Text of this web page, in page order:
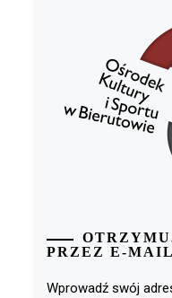
PRZEZ E-MAIL
Wprowadź swój